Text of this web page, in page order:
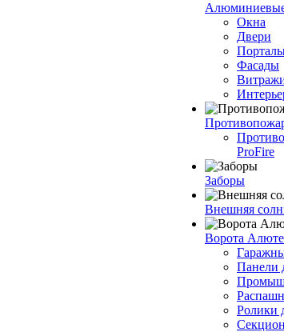
Окна
Двери
Фасады
ProFire
Заборы
Внешняя
Ворота
Панели
Ролики